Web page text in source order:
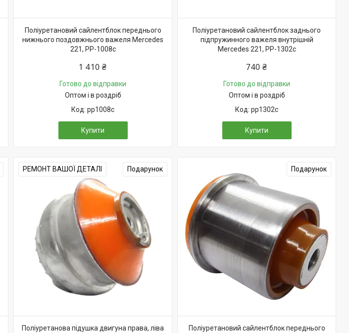
Поліуретановий сайлентблок переднього
нижнього поздовжнього важеля Mercedes
221, PP-1008c
1 410 ₴
Готово до відправки
Оптом і в роздріб
pp1008c
Купити
Поліуретановий сайлентблок заднього
підпружинного важеля внутрішній
Mercedes 221, PP-1302c
740 ₴
Готово до відправки
Оптом і в роздріб
pp1302c
Купити
РЕМОНТ ВАШОЇ ДЕТАЛІ Подарунок
Поліуретанова підушка двигуна права, ліва
Подарунок
Поліуретановий сайлентблок переднього